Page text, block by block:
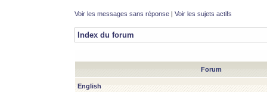
Voir les messages sans réponse | Voir les sujets actifs
Index du forum
Forum
English